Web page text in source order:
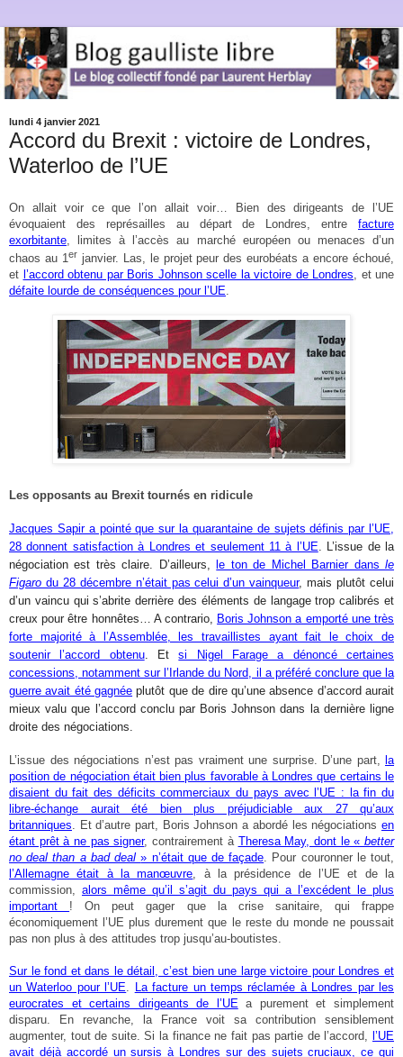
lundi 4 janvier 2021
Accord du Brexit : victoire de Londres,
Waterloo de l’UE
On allait voir ce que l’on allait voir… Bien des dirigeants de l’UE
évoquaient des représailles au départ de Londres, entre facture
exorbitante, limites à l’accès au marché européen ou menaces d’un
chaos au 1erjanvier. Las, le projet peur des eurobéats a encore échoué,
et l’accord obtenu par Boris Johnson scelle la victoire de Londres , et une
défaite lourde de conséquences pour l’UE
Les opposants au Brexit tournés en ridicule
Jacques Sapir a pointé que sur la quarantaine de sujets définis par l’UE,
28 donnent satisfaction à Londres et seulement 11 à l’UE . L’issue de la
négociation est très claire. D’ailleurs,le ton de Michel Barnier dansle
Figaro du 28 décembre n’était pas celui d’un vainqueur, mais plutôt celui
d’un vaincu qui s’abrite derrière des éléments de langage trop calibrés et
creux pour être honnêtes… A contrario, Boris Johnson a emporté une très
forte majorité à l’Assemblée, les travaillistes ayant fait le choix de
soutenir l’accord obtenu. Etsi Nigel Farage a dénoncé certaines
concessions, notamment sur l’Irlande du Nord, il a préféré conclure que la
guerre avait été gagnée plutôt que de dire qu’une absence d’accord aurait
mieux valu que l’accord conclu par Boris Johnson dans la dernière ligne
droite des négociations.
L’issue des négociations n’est pas vraiment une surprise. D’une part, la
position de négociation était bien plus favorable à Londres que certains le
disaient du fait des déficits commerciaux du pays avec l’UE : la fin du
libre-échange aurait été bien plus préjudiciable aux 27 qu’aux
britanniques . Et d’autre part, Boris Johnson a abordé les négociations en
étant prêt à ne pas signer, contrairement à Theresa May, dont le «better
no deal than a bad deal» n’était que de façade . Pour couronner le tout,
l’Allemagne était à la manœuvre , à la présidence de l’UE et de la
commission, alors même qu’il s’agit du pays qui a l’excédent le plus
important ! On peut gager que la crise sanitaire, qui frappe
économiquement l’UE plus durement que le reste du monde ne poussait
pas non plus à des attitudes trop jusqu’au-boutistes.
Sur le fond et dans le détail, c’est bien une large victoire pour Londres et
un Waterloo pour l’UE
La facture un temps réclamée à Londres par les
eurocrates et certains dirigeants de l’UE a purement et simplement
disparu. En revanche, la France voit sa contribution sensiblement
augmenter, tout de suite. Si la finance ne fait pas partie de l’accord, l’UE
avait déjà accordé un sursis à Londres sur des sujets cruciaux, ce qui